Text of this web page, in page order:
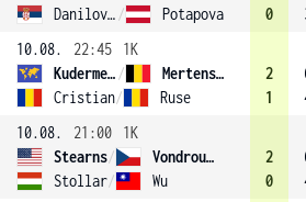
Danilovic / Potapova
0
10.08.
22:45
1K
Kudermetova /
Mertens (4)
Cristian/ Ruse
2
1
10.08.
21:00
1K
Stearns/
Vondroušová
Stollar/ Wu
2
0